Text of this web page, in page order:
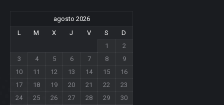
agosto 2026
L
M X J V S
D
1
2
3
4 5 6 7 8
9
10
11 12 13 14 15
16
17
18 19 20 21 22
23
24
25 26 27 28 29
30